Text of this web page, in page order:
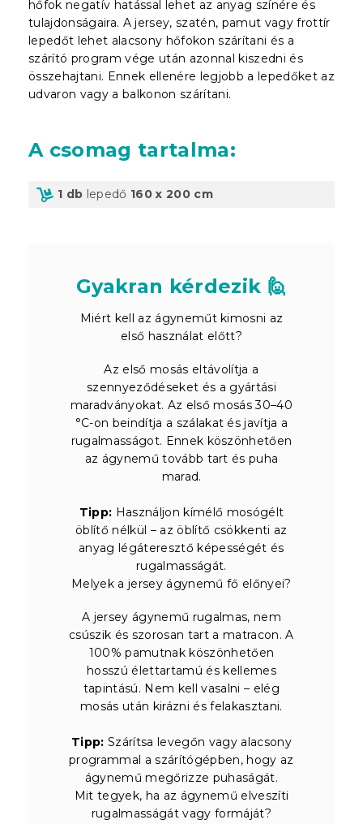
hőfok negatív hatással lehet az anyag színére és
tulajdonságaira. A jersey, szatén, pamut vagy frottír
lepedőt lehet alacsony hőfokon szárítani és a
szárító program vége után azonnal kiszedni és
összehajtani. Ennek ellenére legjobb a lepedőket az
udvaron vagy a balkonon szárítani.
A csomag tartalma:
1 db lepedő 160 x 200 cm
Gyakran kérdezik 🙋
Miért kell az ágyneműt kimosni az
első használat előtt?
Az első mosás eltávolítja a
szennyeződéseket és a gyártási
maradványokat. Az első mosás 30–40
°C-on beindítja a szálakat és javítja a
rugalmasságot. Ennek köszönhetően
az ágynemű tovább tart és puha
marad.
Tipp: Használjon kímélő mosógélt
öblítő nélkül – az öblítő csökkenti az
anyag légáteresztő képességét és
rugalmasságát.
Melyek a jersey ágynemű fő előnyei?
A jersey ágynemű rugalmas, nem
csúszik és szorosan tart a matracon. A
100% pamutnak köszönhetően
hosszú élettartamú és kellemes
tapintású. Nem kell vasalni – elég
mosás után kirázni és felakasztani.
Tipp: Szárítsa levegőn vagy alacsony
programmal a szárítógépben, hogy az
ágynemű megőrizze puhaságát.
Mit tegyek, ha az ágynemű elveszíti
rugalmasságát vagy formáját?